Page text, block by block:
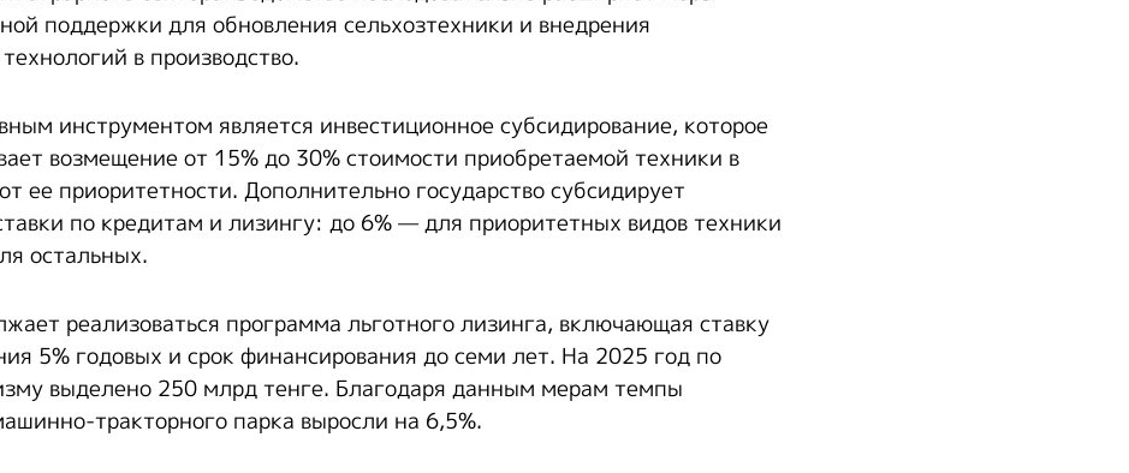
поддержки для обновления сельхозтехники и внедрения
в производство.
инструментом является инвестиционное субсидирование, которое
возмещение от 15% до 30% стоимости приобретаемой техники в
ее приоритетности. Дополнительно государство субсидирует
по кредитам и лизингу: до 6% — для приоритетных видов техники
остальных.
реализоваться программа льготного лизинга, включающая ставку
5% годовых и срок финансирования до семи лет. На 2025 год по
выделено 250 млрд тенге. Благодаря данным мерам темпы
тракторного парка выросли на 6,5%.